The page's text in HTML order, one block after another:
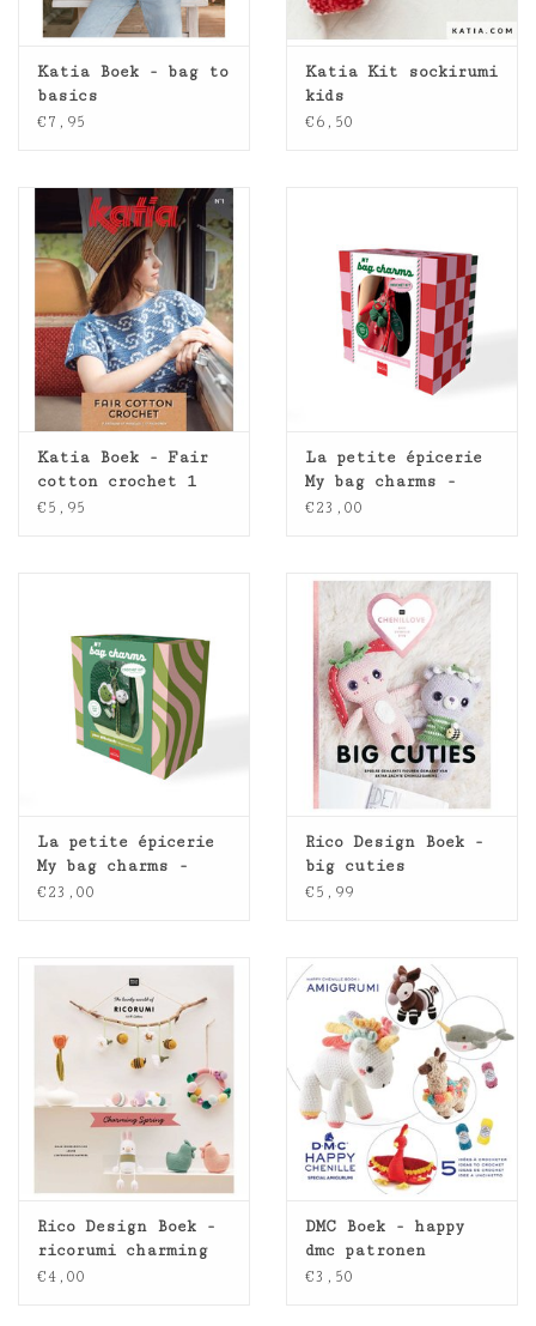
Katia Boek - bag to
basics
€7,95
Katia Kit sockirumi
kids
€6,50
Katia Boek - Fair
cotton crochet 1
€5,95
La petite épicerie
My bag charms -
haak kit - Coffee
€23,00
La petite épicerie
My bag charms -
haak kit - Matcha
€23,00
Rico Design Boek -
big cuties
€5,99
Rico Design Boek -
ricorumi charming
spring
€4,00
DMC Boek - happy
dmc patronen
€3,50